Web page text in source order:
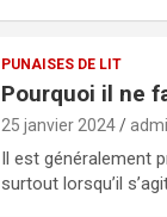
PUNAISES DE LIT
Pourquoi il ne
25 janvier 2024
Il est généralement
surtout lorsqu’il